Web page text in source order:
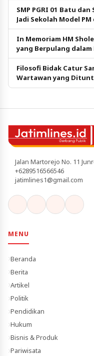
SMP PGRI 01 Batu dan
Jadi Sekolah Model
In Memoriam HM
yang Berpulang
Filosofi Bidak Catur
Wartawan yang
Jalan Martorejo No. 11
+6289516566546
jatimlines1@gmail.com
MENU
Beranda
Berita
Artikel
Politik
Pendidikan
Hukum
Bisnis & Produk
Pariwisata